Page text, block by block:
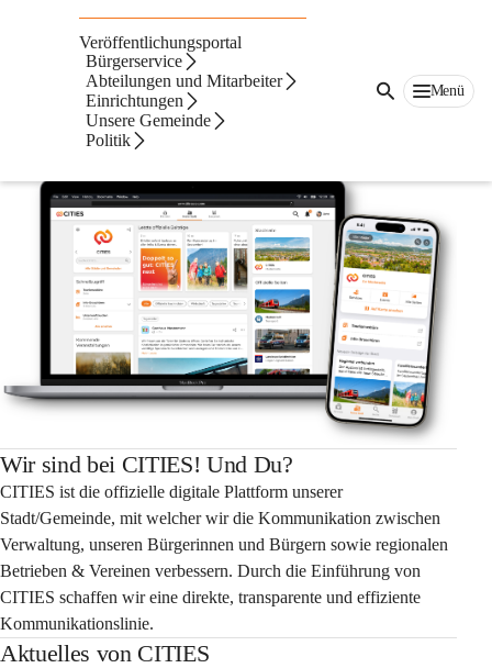
Veröffentlichungsportal
Bürgerservice
Abteilungen und Mitarbeiter
Einrichtungen
Unsere Gemeinde
Politik
Menü
Wir sind bei CITIES! Und Du?
CITIES ist die offizielle digitale Plattform unserer
Stadt/Gemeinde, mit welcher wir die Kommunikation zwischen
Verwaltung, unseren Bürgerinnen und Bürgern sowie regionalen
Betrieben & Vereinen verbessern. Durch die Einführung von
CITIES schaffen wir eine direkte, transparente und effiziente
Kommunikationslinie.
Aktuelles von CITIES